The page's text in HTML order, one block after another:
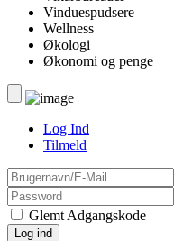
Vinduespudsere
Wellness
Økologi
Økonomi og penge
Log Ind
Tilmeld
Glemt Adgangskode